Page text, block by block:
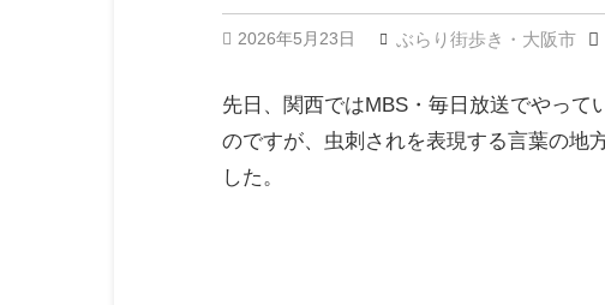
2026年5月23日 ぶらり街歩き・大阪市
先日、関西ではMBS・毎日放送でやって
のですが、虫刺されを表現する言葉の地
した。